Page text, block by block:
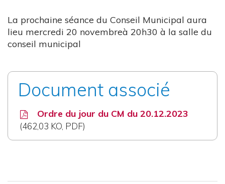
La prochaine séance du Conseil Municipal aura
lieu mercredi 20 novembreà 20h30 à la salle du
conseil municipal
Document associé
Ordre du jour du CM du 20.12.2023
462,03 KO , PDF